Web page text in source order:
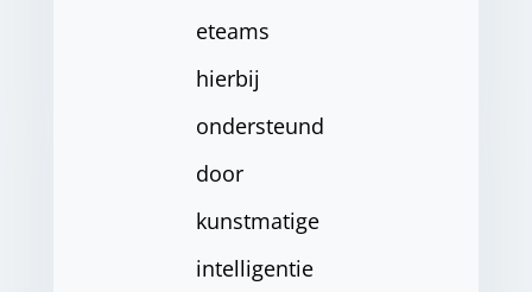
eteams
hierbij
ondersteund
door
kunstmatige
intelligentie